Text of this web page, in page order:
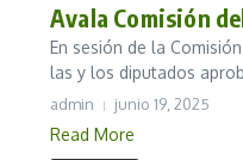
Avala Comisión
En sesión de la
las y los diputados
admin junio 19, 2025
Read More